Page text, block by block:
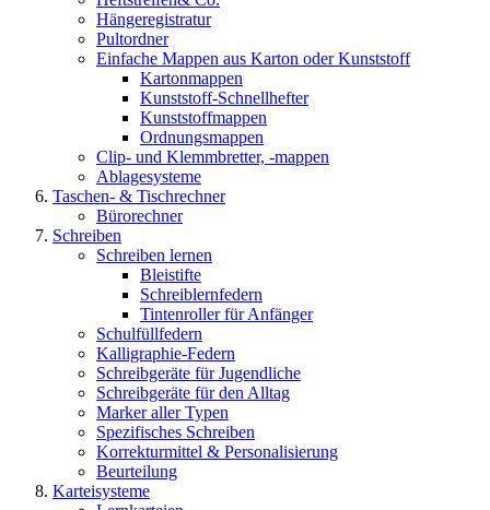
Hängeregistratur
Pultordner
Einfache Mappen aus Karton oder Kunststoff
Kartonmappen
Kunststoff-Schnellhefter
Kunststoffmappen
Ordnungsmappen
Clip- und Klemmbretter, -mappen
Ablagesysteme
Taschen- & Tischrechner
Bürorechner
Schreiben
Schreiben lernen
Bleistifte
Schreiblernfedern
Tintenroller für Anfänger
Schulfüllfedern
Kalligraphie-Federn
Schreibgeräte für Jugendliche
Schreibgeräte für den Alltag
Marker aller Typen
Spezifisches Schreiben
Korrekturmittel & Personalisierung
Beurteilung
Karteisysteme